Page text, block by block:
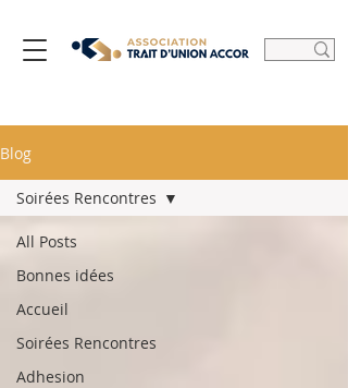
Blog
All Posts
Bonnes idées
Accueil
Soirées Rencontres
Adhesion
Soirées Rencontres